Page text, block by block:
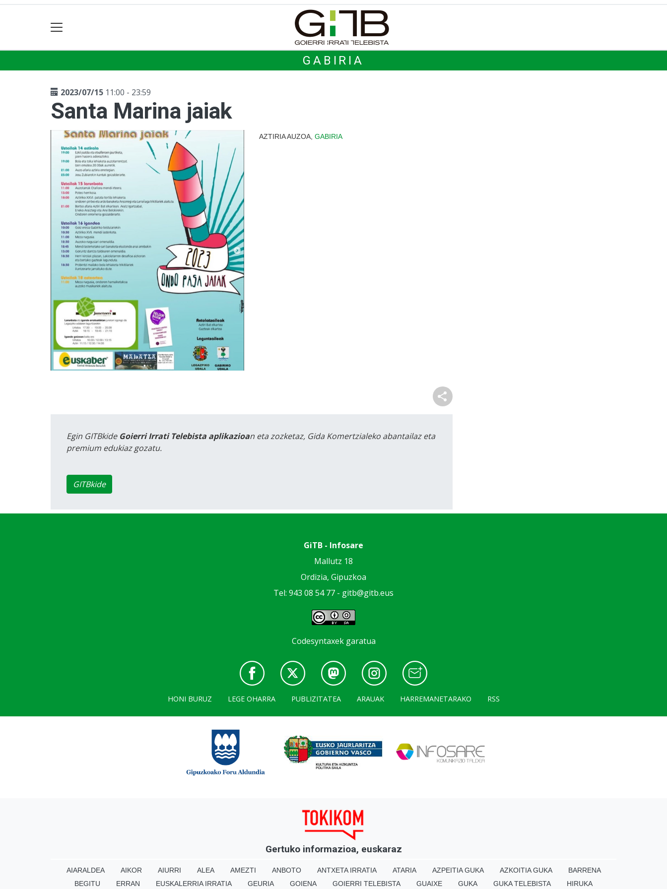
GABIRIA
2023/07/15 11:00 - 23:59
Santa Marina jaiak
AZTIRIA AUZOA, GABIRIA
Egin GITBkide Goierri Irrati Telebista aplikazioan eta zozketaz, Gida Komertzialeko abantailaz eta
premium edukiaz gozatu.
GITBkide
GiTB - Infosare
Mallutz 18
Ordizia, Gipuzkoa
Tel: 943 08 54 77 - gitb@gitb.eus
Codesyntaxek garatua
HONI BURUZ LEGE OHARRA PUBLIZITATEA ARAUAK HARREMANETARAKO RSS
Gertuko informazioa, euskaraz
AIARALDEA AIKOR AIURRI ALEA AMEZTI ANBOTO ANTXETA IRRATIA ATARIA AZPEITIA GUKA AZKOITIA GUKA
BARRENA
BEGITU
ERRAN EUSKALERRIA IRRATIA GEURIA GOIENA GOIERRI TELEBISTA GUAIXE GUKA GUKA TELEBISTA HIRUKA